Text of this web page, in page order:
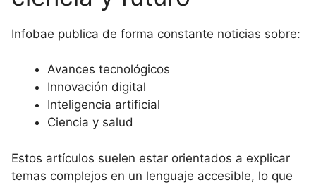
Infobae publica de forma constante noticias sobre:
Avances tecnológicos
Innovación digital
Inteligencia artificial
Ciencia y salud
Estos artículos suelen estar orientados a explicar
temas complejos en un lenguaje accesible, lo que